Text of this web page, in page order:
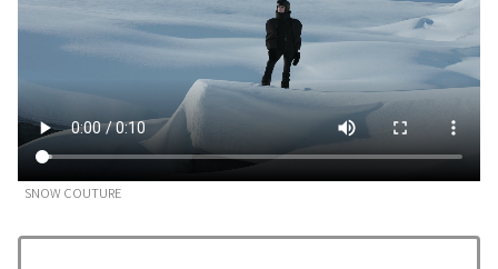
SNOW COUTURE